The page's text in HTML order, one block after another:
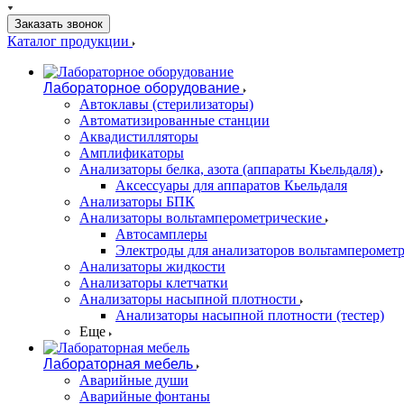
Заказать звонок
Каталог продукции
Лабораторное оборудование
Автоклавы (стерилизаторы)
Автоматизированные станции
Аквадистилляторы
Амплификаторы
Анализаторы белка, азота (аппараты Кьельдаля)
Аксессуары для аппаратов Кьельдаля
Анализаторы БПК
Анализаторы вольтамперометрические
Автосамплеры
Электроды для анализаторов
Анализаторы жидкости
Анализаторы клетчатки
Анализаторы насыпной плотности
Анализаторы насыпной плотности (тестер)
Еще
Лабораторная мебель
Аварийные души
Аварийные фонтаны